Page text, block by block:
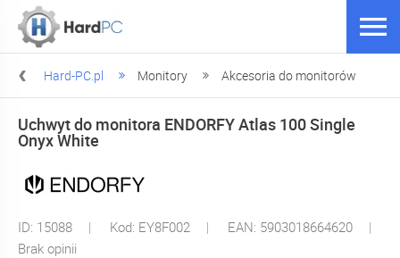
Hard-PC.pl Monitory Akcesoria do monitorów
Uchwyt do monitora ENDORFY Atlas 100 Single
Onyx White
ID: 15088 Kod: EY8F002
EAN: 5903018664620
Brak opinii